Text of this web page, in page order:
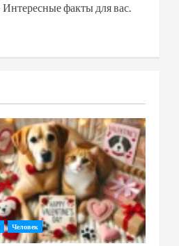
факты для вас.
Человек